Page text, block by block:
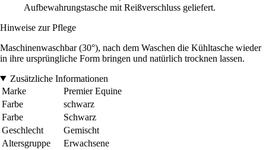
Aufbewahrungstasche mit Reißverschluss geliefert.
Hinweise zur Pflege
Maschinenwaschbar (30°), nach dem Waschen die Kühltasche wieder
in ihre ursprüngliche Form bringen und natürlich trocknen lassen.
Zusätzliche Informationen
Marke
Premier Equine
Farbe
schwarz
Farbe
Schwarz
Geschlecht
Gemischt
Altersgruppe
Erwachsene